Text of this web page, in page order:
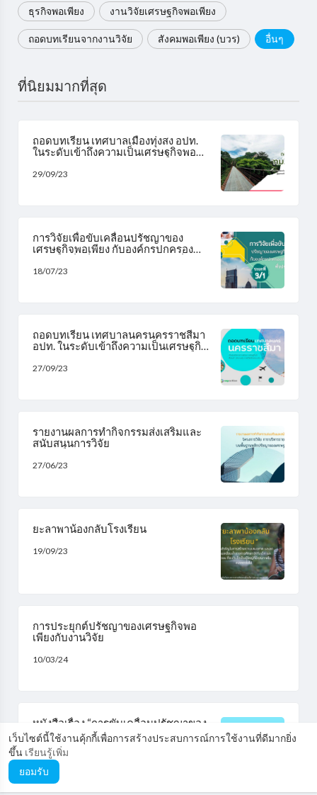
เว็บไซต์นี้ใช้งานคุ้กกี้เพื่อการสร้างประสบการณ์การใช้งานที่ดีมากยิ่ง
ขึ้น เรียนรู้เพิ่ม
ยอมรับ
ธุรกิจพอเพียง งานวิจัยเศรษฐกิจพอเพียง
ถอดบทเรียนจากงานวิจัย สังคมพอเพียง (บวร) อื่นๆ
ที่นิยมมากที่สุด
ถอดบทเรียน เทศบาลเมืองทุ่งสง อปท.
ในระดับเข้าถึงความเป็นเศรษฐกิจพอ
29/09/23
การวิจัยเพื่อขับเคลื่อนปรัชญาของ
เศรษฐกิจพอเพียง กับองค์กรปกครอง
18/07/23
ถอดบทเรียน เทศบาลนครนครราชสีมา
อปท. ในระดับเข้าถึงความเป็นเศรษฐกิจ
27/09/23
รายงานผลการทำกิจกรรมส่งเสริมและ
สนับสนุนการวิจัย
27/06/23
ยะลาพาน้องกลับโรงเรียน
19/09/23
การประยุกต์ปรัชญาของเศรษฐกิจพอ
เพียงกับงานวิจัย
10/03/24
หนังสือเรื่อง “การขับเคลื่อนปรัชญาของ
เศรษฐกิจพอเพียงกับองค์กรปกครองส่วน
ท้องถิ่นทั่วประเทศไทย”..
20/06/23